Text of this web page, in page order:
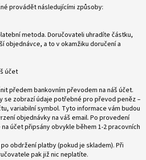
provádět následujícími způsoby:
metoda. Doručovateli uhradíte částku,
objednávce, a to v okamžiku doručení a
účet
předem bankovním převodem na náš účet.
se zobrazí údaje potřebné pro převod peněz –
variabilní symbol. Tyto informace vám budou
objednávky na váš email. Po provedení
účet připsány obvykle během 1-2 pracovních
obdržení platby (pokud je skladem). Při
pak již nic neplatíte.